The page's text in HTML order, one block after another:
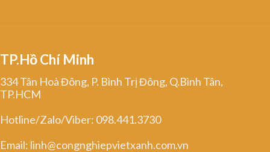
TP.Hồ Chí Minh
334 Tân Hoà Đông, P. Bình Trị Đông, Q.Bình Tân,
TP.HCM
Hotline/Zalo/Viber: 098.441.3730
Email: linh@congnghiepvietxanh.com.vn